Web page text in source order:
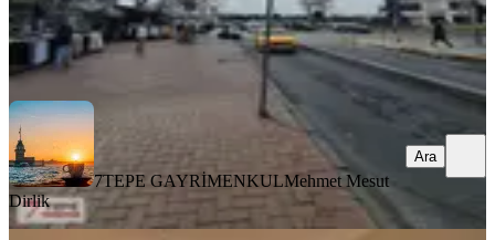
7TEPE GAYRİMENKULMehmet Mesut Dirlik
Ara
7TEPE GAYRİMENKULMehmet Mesut
Dirlik
Ara